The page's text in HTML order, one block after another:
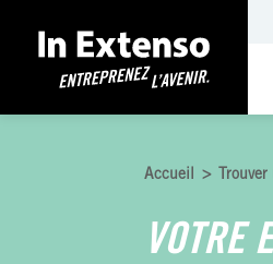
Accueil >
VOTRE